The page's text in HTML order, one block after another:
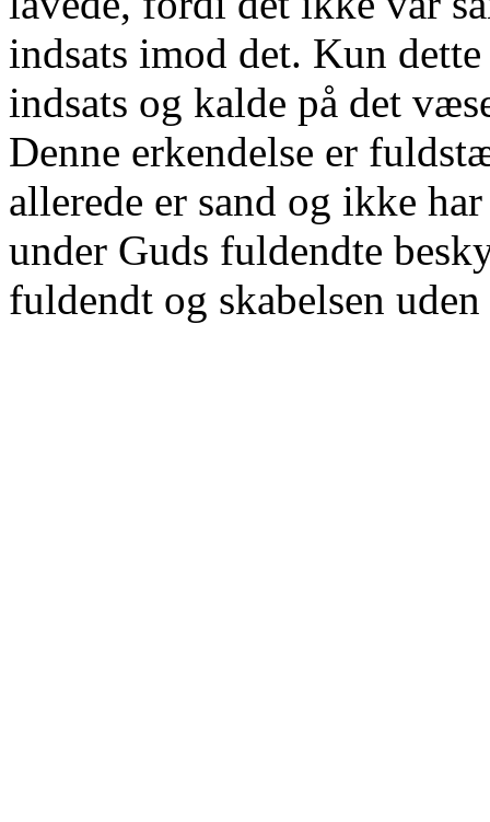
indsats imod det. Kun
indsats og kalde på det
Denne erkendelse er
allerede er sand og ikke
under Guds fuldendte
fuldendt og skabelsen